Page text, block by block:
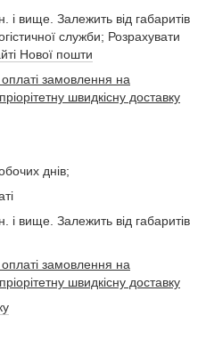
і вище. Залежить від габаритів
служби; Розрахувати
Нової пошти
замовлення на
швидкісну доставку
днів;
і вище. Залежить від габаритів
замовлення на
швидкісну доставку